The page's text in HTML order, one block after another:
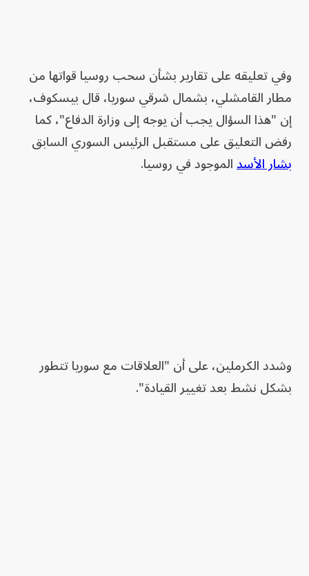
وفي تعليقه على تقارير بشأن سحب روسيا قواتها من
مطار القامشلي، بشمال شرقي سوريا، قال بيسكوف،
إن "هذا السؤال يجب أن يوجه إلى وزارة الدفاع"، كما
رفض التعليق على مستقبل الرئيس السوري السابق
بشار الأسدالموجود في روسيا.
وشدد الكرملين، على أن "العلاقات مع سوريا تتطور
بشكل نشط بعد تغيير القيادة".